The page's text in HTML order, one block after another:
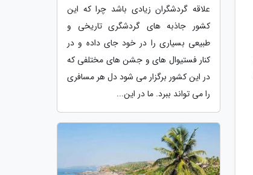
علاقه گردشگران زیادی باشد چرا که این
کشور جاذبه های گردشگری تاریخی و
طبیعی بسیاری را در خود جای داده و در
کنار فستیوال های و جشن های مختلفی که
در این کشور برگزار می شود دل هر مسافری
را می تواند ببرد. ما در این...